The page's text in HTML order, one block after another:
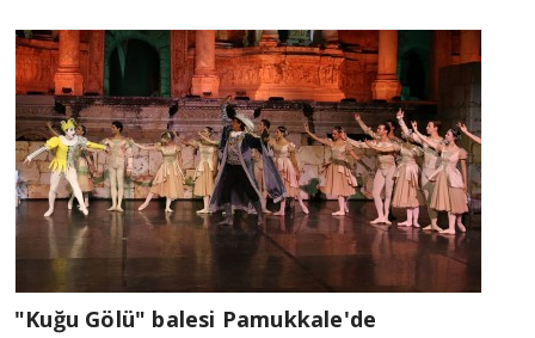
"Kuğu Gölü" balesi Pamukkale'de